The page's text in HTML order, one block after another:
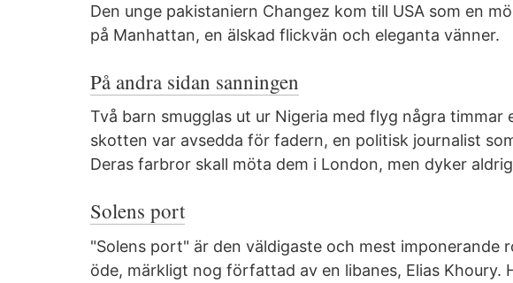
Den unge pakistaniern Changez kom till USA som en
på Manhattan, en älskad flickvän och eleganta vänner.
På andra sidan sanningen
Två barn smugglas ut ur Nigeria med flyg några
skotten var avsedda för fadern, en politisk journalist
Deras farbror skall möta dem i London, men dyker
Solens port
"Solens port" är den väldigaste och mest imponerande
öde, märkligt nog författad av en libanes, Elias